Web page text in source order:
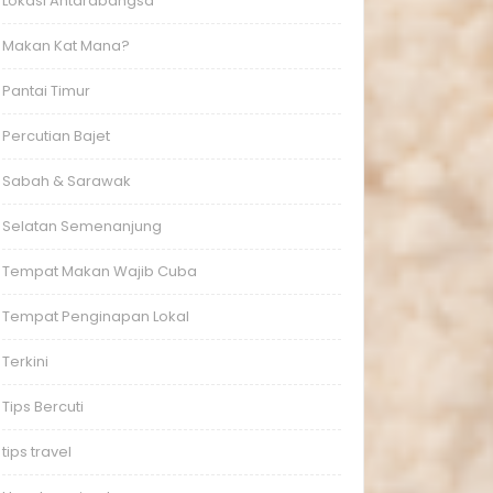
Makan Kat Mana?
Pantai Timur
Percutian Bajet
Sabah & Sarawak
Selatan Semenanjung
Tempat Makan Wajib Cuba
Tempat Penginapan Lokal
Terkini
Tips Bercuti
tips travel